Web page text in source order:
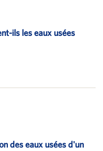
ils les eaux usées
des eaux usées d'un